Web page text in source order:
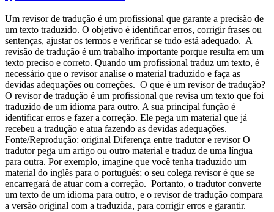
Um revisor de tradução é um profissional que garante a precisão de
um texto traduzido. O objetivo é identificar erros, corrigir frases ou
sentenças, ajustar os termos e verificar se tudo está adequado. A
revisão de tradução é um trabalho importante porque resulta em um
texto preciso e correto. Quando um profissional traduz um texto, é
necessário que o revisor analise o material traduzido e faça as
devidas adequações ou correções. O que é um revisor de tradução?
O revisor de tradução é um profissional que revisa um texto que foi
traduzido de um idioma para outro. A sua principal função é
identificar erros e fazer a correção. Ele pega um material que já
recebeu a tradução e atua fazendo as devidas adequações.
Fonte/Reprodução: original Diferença entre tradutor e revisor O
tradutor pega um artigo ou outro material e traduz de uma língua
para outra. Por exemplo, imagine que você tenha traduzido um
material do inglês para o português; o seu colega revisor é que se
encarregará de atuar com a correção. Portanto, o tradutor converte
um texto de um idioma para outro, e o revisor de tradução compara
a versão original com a traduzida, para corrigir erros e garantir.